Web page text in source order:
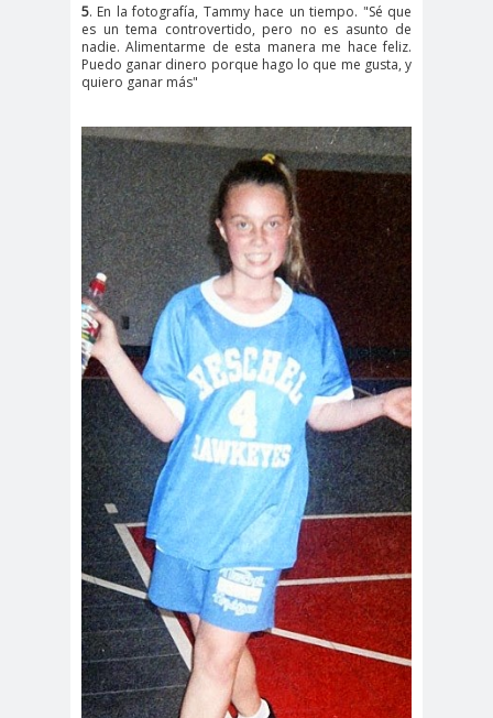
5. En la fotografía, Tammy hace un tiempo. "Sé que
es un tema controvertido, pero no es asunto de
nadie. Alimentarme de esta manera me hace feliz.
Puedo ganar dinero porque hago lo que me gusta, y
quiero ganar más"